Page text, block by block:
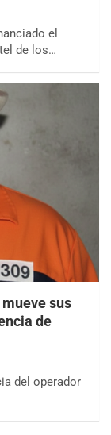
el
de los…
sus
de
del operador